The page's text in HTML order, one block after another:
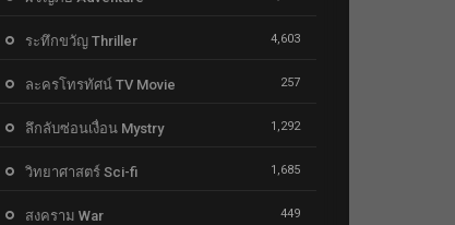
ระทึกขวัญ Thriller 4,603
ละครโทรทัศน์ TV Movie 257
ลึกลับซ่อนเงื่อน Mystry 1,292
วิทยาศาสตร์ Sci-fi 1,685
สงคราม War 449